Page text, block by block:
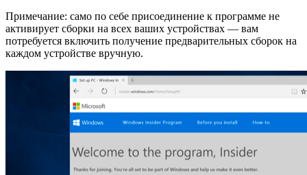
Примечание: само по себе присоединение к программе не
активирует сборки на всех ваших устройствах — вам
потребуется включить получение предварительных сборок на
каждом устройстве вручную.